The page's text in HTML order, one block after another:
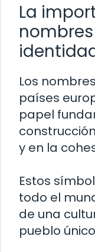
La
Los
países
papel
y en la
Estos
todo el
de una
pueblo